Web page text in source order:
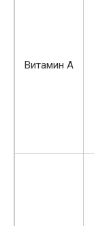
Витамин А